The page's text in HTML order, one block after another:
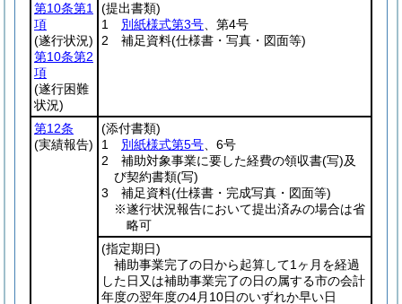
第10条第1
項
(遂行状況)
第10条第2
項
(遂行困難
状況)
(提出書類)
1 別紙様式第3号 、第4号
2 補足資料(仕様書・写真・図面等)
第12条
(実績報告)
(添付書類)
1 別紙様式第5号 、6号
2 補助対象事業に要した経費の領収書(写)及
び契約書類(写)
3 補足資料(仕様書・完成写真・図面等)
※遂行状況報告において提出済みの場合は省
略可
(指定期日)
補助事業完了の日から起算して1ヶ月を経過
した日又は補助事業完了の日の属する市の会計
年度の翌年度の4月10日のいずれか早い日